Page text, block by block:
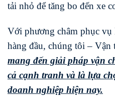
tải nhỏ để tăng bo đến xe
Với phương châm phục vụ
hàng đầu, chúng tôi –
mang đến giải pháp vận
cả cạnh tranh và là lựa
doanh nghiệp hiện nay.